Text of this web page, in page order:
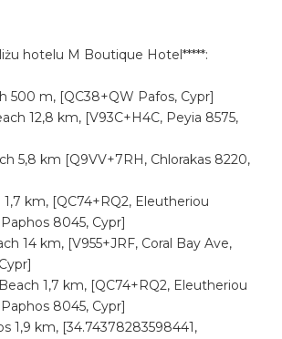
hotelu M Boutique Hotel*****:
500 m, [QC38+QW Pafos, Cypr]
12,8 km, [V93C+H4C, Peyia 8575,
5,8 km [Q9VV+7RH, Chlorakas 8220,
1,7 km, [QC74+RQ2, Eleutheriou
8045, Cypr]
14 km, [V955+JRF, Coral Bay Ave,
1,7 km, [QC74+RQ2, Eleutheriou
8045, Cypr]
1,9 km, [34.74378283598441,